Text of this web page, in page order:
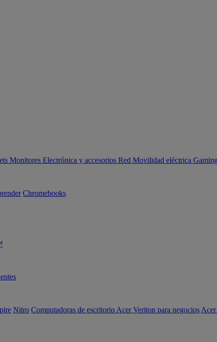
Monitores Electrónica y accesorios Red Movilidad eléctrica
Chromebooks
Nitro Computadoras de escritorio Acer Veriton para negocios